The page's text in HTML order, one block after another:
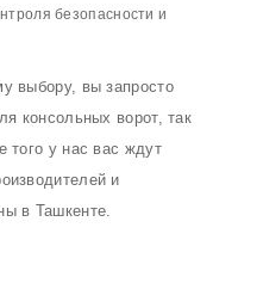
безопасности и
выбору, вы запросто
консольных ворот, так
того у нас вас ждут
и
в Ташкенте.